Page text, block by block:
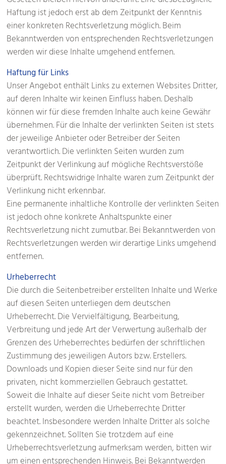
Haftung ist jedoch erst ab dem Zeitpunkt der Kenntnis
einer konkreten Rechtsverletzung möglich. Beim
Bekanntwerden von entsprechenden Rechtsverletzungen
werden wir diese Inhalte umgehend entfernen.
Haftung für Links
Unser Angebot enthält Links zu externen Websites Dritter,
auf deren Inhalte wir keinen Einfluss haben. Deshalb
können wir für diese fremden Inhalte auch keine Gewähr
übernehmen. Für die Inhalte der verlinkten Seiten ist stets
der jeweilige Anbieter oder Betreiber der Seiten
verantwortlich. Die verlinkten Seiten wurden zum
Zeitpunkt der Verlinkung auf mögliche Rechtsverstöße
überprüft. Rechtswidrige Inhalte waren zum Zeitpunkt der
Verlinkung nicht erkennbar.
Eine permanente inhaltliche Kontrolle der verlinkten Seiten
ist jedoch ohne konkrete Anhaltspunkte einer
Rechtsverletzung nicht zumutbar. Bei Bekanntwerden von
Rechtsverletzungen werden wir derartige Links umgehend
entfernen.
Urheberrecht
Die durch die Seitenbetreiber erstellten Inhalte und Werke
auf diesen Seiten unterliegen dem deutschen
Urheberrecht. Die Vervielfältigung, Bearbeitung,
Verbreitung und jede Art der Verwertung außerhalb der
Grenzen des Urheberrechtes bedürfen der schriftlichen
Zustimmung des jeweiligen Autors bzw. Erstellers.
Downloads und Kopien dieser Seite sind nur für den
privaten, nicht kommerziellen Gebrauch gestattet.
Soweit die Inhalte auf dieser Seite nicht vom Betreiber
erstellt wurden, werden die Urheberrechte Dritter
beachtet. Insbesondere werden Inhalte Dritter als solche
gekennzeichnet. Sollten Sie trotzdem auf eine
Urheberrechtsverletzung aufmerksam werden, bitten wir